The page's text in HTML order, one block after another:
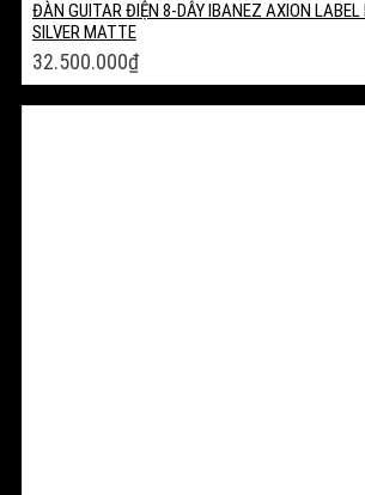
ĐÀN GUITAR ĐIỆN 8-DÂY IBANEZ AXION LABEL
SILVER MATTE
32.500.000₫